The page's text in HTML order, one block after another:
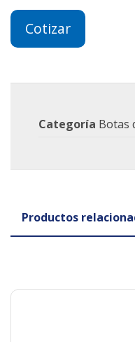
Cotizar
Categoría Botas
Productos